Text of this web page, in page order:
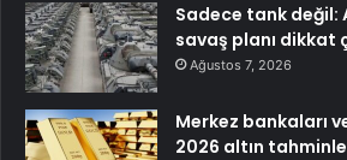
Sadece tank değil:
savaş planı dikkat
Ağustos 7, 2026
Merkez bankaları
2026 altın